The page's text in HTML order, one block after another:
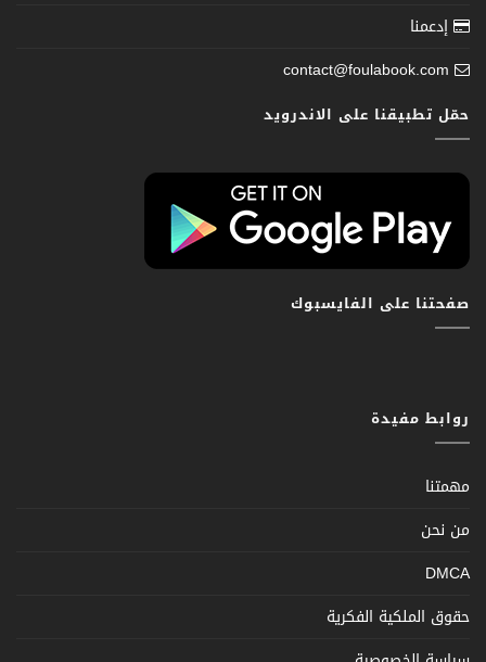
إدعمنا
contact@foulabook.com
حمّل تطبيقنا على الاندرويد
صفحتنا على الفايسبوك
روابط مفيدة
مهمتنا
من نحن
DMCA
حقوق الملكية الفكرية